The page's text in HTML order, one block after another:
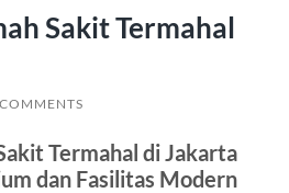
Sakit Termahal
Termahal di Jakarta
dan Fasilitas Modern